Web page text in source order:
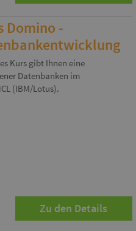
Domino -
Kurs gibt Ihnen eine
Datenbanken im
(IBM/Lotus).
Zu den Details